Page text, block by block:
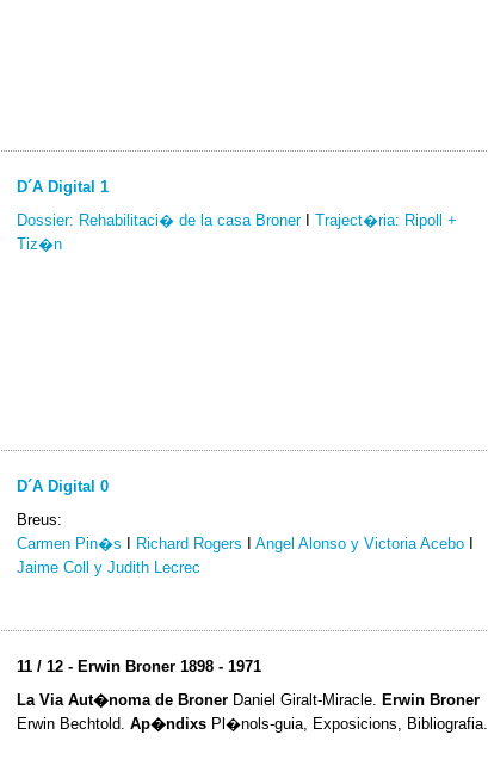
D´A Digital 1
Dossier: Rehabilitaci� de la casa BronerI Traject�ria: Ripoll +
Tiz�n
D´A Digital 0
Breus:
Carmen Pin�s
Richard Rogers Angel Alonso y Victoria Acebo
Jaime Coll y Judith Lecrec
11 / 12 - Erwin Broner 1898 - 1971
La Via Aut�noma de Broner Daniel Giralt-Miracle. Erwin Broner
Erwin Bechtold. Ap�ndixs Pl�nols-guia, Exposicions, Bibliografia.